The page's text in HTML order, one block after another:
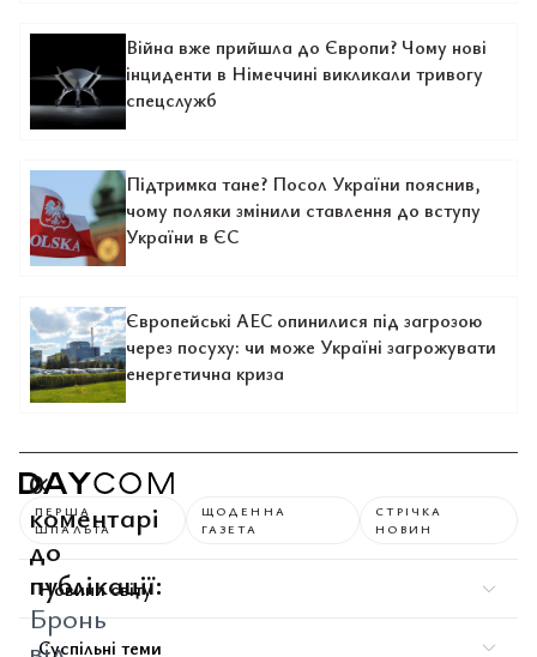
Війна вже прийшла до Європи? Чому нові
інциденти в Німеччині викликали тривогу
спецслужб
Підтримка тане? Посол України пояснив,
чому поляки змінили ставлення до вступу
України в ЄС
Європейські АЕС опинилися під загрозою
через посуху: чи може Україні загрожувати
енергетична криза
0
коментарі
до
публікації:
Бронь
ПЕРША
ШПАЛЬТА
ЩОДЕННА
ГАЗЕТА
СТРІЧКА
НОВИН
Новини світу
Суспільні теми